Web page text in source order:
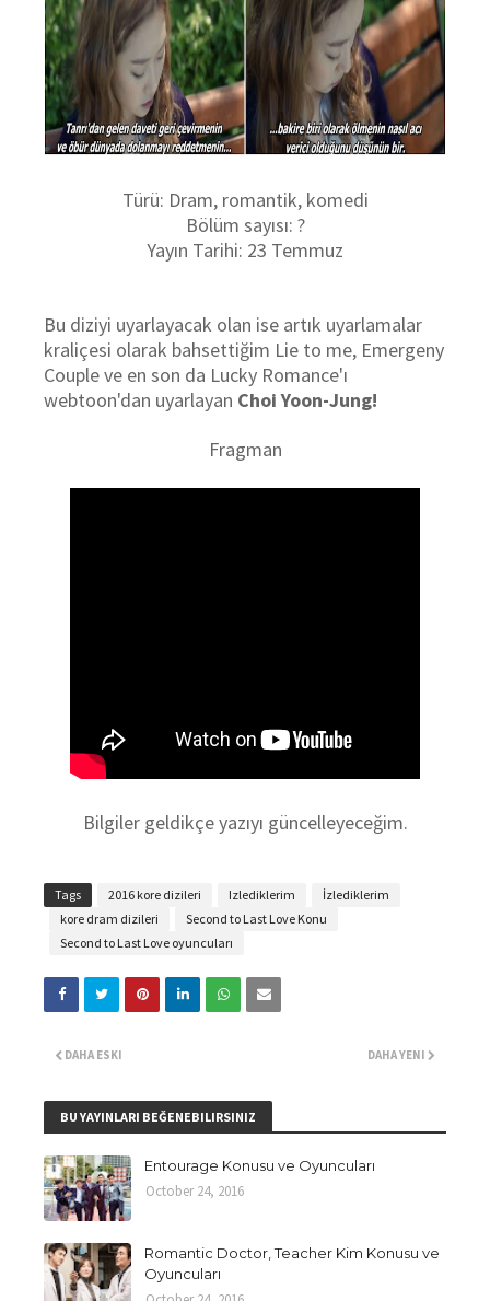
Türü: Dram, romantik, komedi
Bölüm sayısı: ?
Yayın Tarihi: 23 Temmuz
Bu diziyi uyarlayacak olan ise artık uyarlamalar
kraliçesi olarak bahsettiğim Lie to me, Emergeny
Couple ve en son da Lucky Romance'ı
webtoon'dan uyarlayan Choi Yoon-Jung!
Fragman
Bilgiler geldikçe yazıyı güncelleyeceğim.
Tags 2016 kore dizileri Izlediklerim
İzlediklerim
kore dram dizileri
Second to Last Love Konu
Second to Last Love oyuncuları
DAHA YENI
DAHA ESKI
BU YAYINLARI BEĞENEBILIRSINIZ
Entourage Konusu ve Oyuncuları
October 24, 2016
Romantic Doctor, Teacher Kim Konusu ve
Oyuncuları